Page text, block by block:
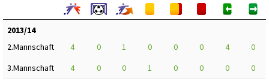
2013/14
2.Mannschaft
4 0 1 0 0 0 4
0
3.Mannschaft
4 0 0 1 0 0 0
0